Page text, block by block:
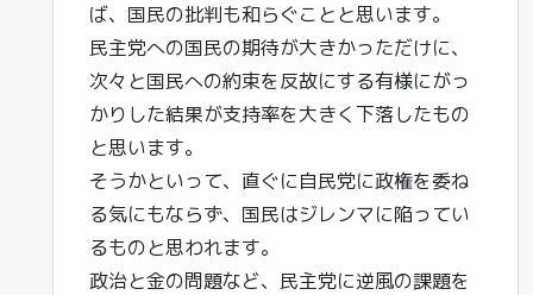
ば、国民の批判も和らぐことと思います。
民主党への国民の期待が大きかっただけに、
次々と国民への約束を反故にする有様にがっ
かりした結果が支持率を大きく下落したもの
と思います。
そうかといって、直ぐに自民党に政権を委ね
る気にもならず、国民はジレンマに陥ってい
るものと思われます。
政治と金の問題など、民主党に逆風の課題を